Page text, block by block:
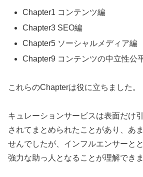
Chapter1 コンテンツ編
Chapter3 SEO編
Chapter5 ソーシャルメディア編
Chapter9 コンテンツの中立性公
これらのChapterは役に立ちました。
キュレーションサービスは表面だけ
されてまとめられたことがあり、あ
せんでしたが、インフルエンサーと
強力な助っ人となることが理解できま